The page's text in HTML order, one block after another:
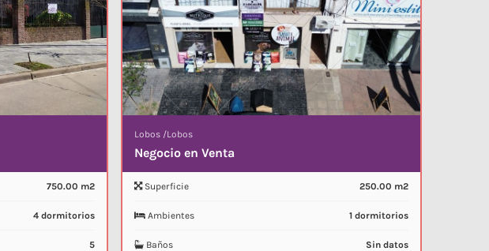
750.00 m2
4 dormitorios
5
Lobos /Lobos
Negocio en Venta
Superficie 250.00 m2
Ambientes 1 dormitorios
Baños Sin datos